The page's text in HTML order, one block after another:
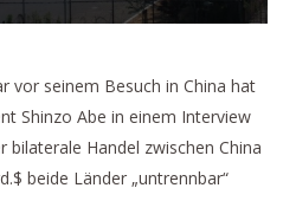
vor seinem Besuch in China hat
Shinzo Abe in einem Interview
Handel zwischen China
beide Länder „untrennbar“